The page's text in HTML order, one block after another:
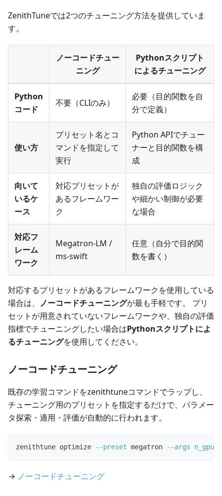
ZenithTuneでは2つのチューニング方法を提供していま
す。
ノーコードチュー
ニング
Pythonスクリプト
によるチューニング
Python
コード
不要（CLIのみ）
必要（目的関数を自
分で定義）
使い方
プリセット名とコ
マンドを指定して
実行
Python APIでチュー
ナーと目的関数を構
成
向いて
いるケ
ース
対応プリセットが
あるフレームワー
ク
独自の評価ロジック
や細かい制御が必要
な場合
対応フ
レーム
ワーク
Megatron-LM /
ms-swift
任意（自分で目的関
数を書く）
対応するプリセットがあるフレームワークを使用している
場合は、 ノーコードチューニングが最も手軽です。 プリ
セットが用意されていないフレームワークや、独自の評価
指標でチューニングしたい場合はPythonスクリプトによ
るチューニングを使用してください。
ノーコードチューニング
既存の学習コマンドをzenithtuneコマンドでラップし、
チューニング用のプリセットを指定するだけで、パラメー
タ探索・適用・評価が自動的に行われます。
zenithtune optimize --preset megatron --args n_gpus
→ ノーコードチューニング